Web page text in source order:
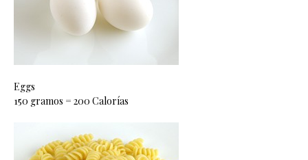
Eggs
150 gramos = 200 Calorías